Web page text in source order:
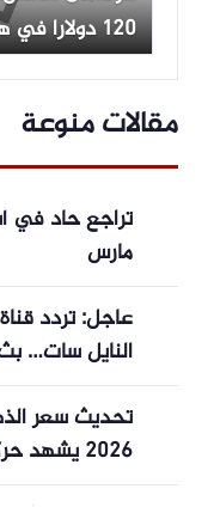
120 دولارا في هذه الحالة | اقتصاد
مقالات منوعة
تراجع حاد في
مارس
ساعة لنقل
2026 يشهد حركة جديدة